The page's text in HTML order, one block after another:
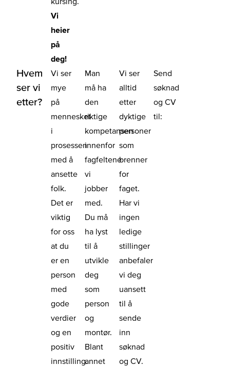
Vi
heier
på
deg!
Hvem
ser vi
etter?
Vi ser
mye
på
mennesket
i
prosessen
med å
ansette
folk.
Det er
viktig
for oss
at du
er en
person
med
gode
verdier
og en
positiv
innstilling.
Man
må ha
den
riktige
kompetansen
innenfor
fagfeltene
vi
jobber
med.
Du må
ha lyst
til å
utvikle
deg
som
person
og
montør.
Blant
annet
Vi ser
alltid
etter
dyktige
personer
som
brenner
for
faget.
Har vi
ingen
ledige
stillinger
anbefaler
vi deg
uansett
til å
sende
inn
søknad
og CV.
Send
søknad
og CV
til: